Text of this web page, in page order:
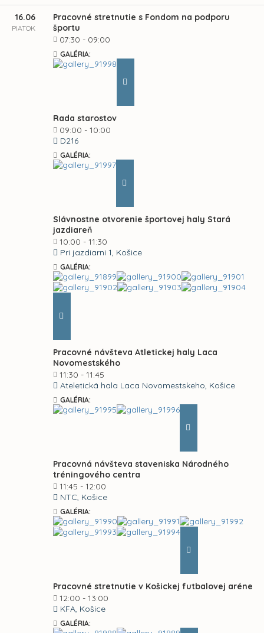
16.06
PIATOK
Pracovné stretnutie s Fondom na podporu
športu
07:30 - 09:00
GALÉRIA:
Rada starostov
09:00 - 10:00
D216
GALÉRIA:
Slávnostne otvorenie športovej haly Stará
jazdiareň
10:00 - 11:30
Pri jazdiarni 1, Košice
GALÉRIA:
Pracovné návšteva Atletickej haly Laca
Novomestského
11:30 - 11:45
Ateletická hala Laca Novomestskeho, Košice
GALÉRIA:
Pracovná návšteva staveniska Národného
tréningového centra
11:45 - 12:00
NTC, Košice
GALÉRIA:
Pracovné stretnutie v Košickej futbalovej aréne
12:00 - 13:00
KFA, Košice
GALÉRIA: